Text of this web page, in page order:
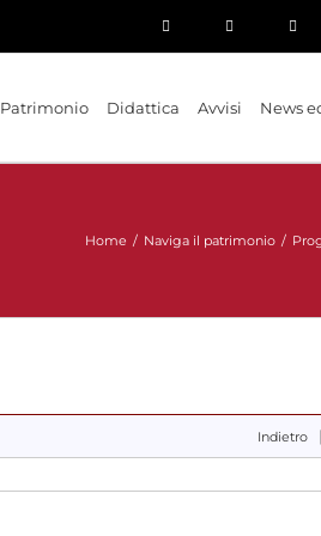
Patrimonio Didattica Avvisi News
Home / Naviga il patrimonio /
Indietro